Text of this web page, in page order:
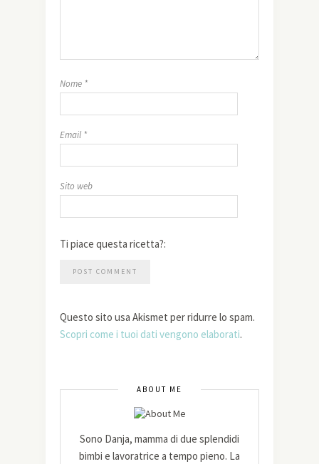
Nome *
Email *
Sito web
Ti piace questa ricetta?:
Questo sito usa Akismet per ridurre lo spam.
Scopri come i tuoi dati vengono elaborati.
ABOUT ME
Sono Danja, mamma di due splendidi
bimbi e lavoratrice a tempo pieno. La